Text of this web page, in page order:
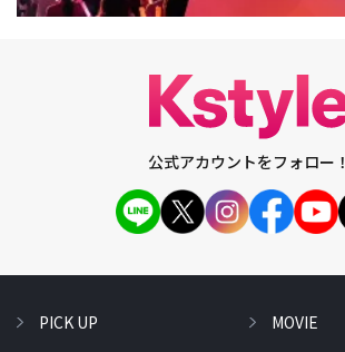
公式アカウントをフォロー！
PICK UP MOVIE